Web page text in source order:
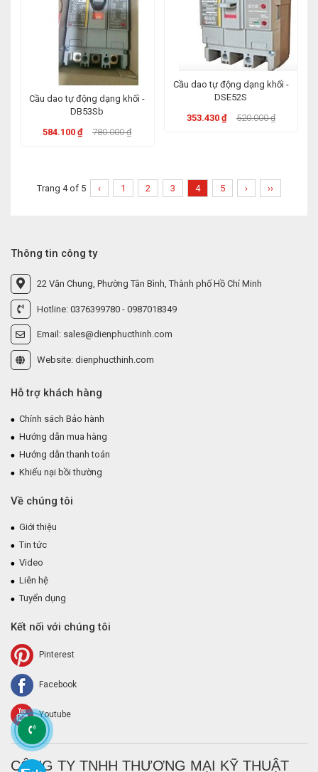
Cầu dao tự động dạng khối -
DB53Sb
584.100 ₫
780.000 ₫
Cầu dao tự động dạng khối -
DSE52S
353.430 ₫
520.000 ₫
Trang 4 of 5 ‹ 1 2 3 4 5 › ››
Thông tin công ty
22 Văn Chung, Phường Tân Bình, Thành phố Hồ Chí Minh
Hotline: 0376399780 - 0987018349
Email: sales@dienphucthinh.com
Website: dienphucthinh.com
Hỗ trợ khách hàng
Chính sách Bảo hành
Hướng dẫn mua hàng
Hướng dẫn thanh toán
Khiếu nại bồi thường
Về chúng tôi
Giới thiệu
Tin tức
Video
Liên hệ
Tuyển dụng
Kết nối với chúng tôi
Pinterest
Facebook
Youtube
CÔNG TY TNHH THƯƠNG MẠI KỸ THUẬT